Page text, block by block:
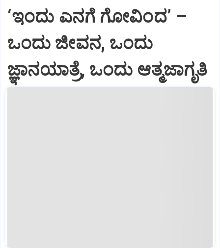
‘ಇಂದು ಎನಗೆ ಗೋವಿಂದ’ –
ಒಂದು ಜೀವನ, ಒಂದು
ಜ್ಞಾನಯಾತ್ರೆ, ಒಂದು ಆತ್ಮಜಾಗೃತಿ